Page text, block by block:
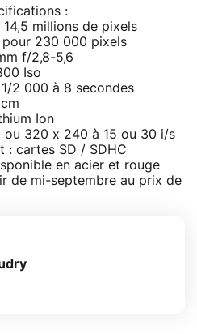
:
14,5 millions de pixels
pour 230 000 pixels
f/2,8-5,6
Iso
2 000 à 8 secondes
Ion
ou 320 x 240 à 15 ou 30 i/s
: cartes SD / SDHC
en acier et rouge
de mi-septembre au prix de